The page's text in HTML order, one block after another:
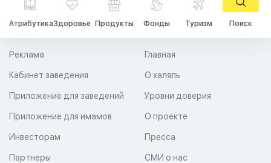
АтрибутикаЗдоровье Продукты Фонды Туризм Поиск
Главная
О халяль
Уровни доверия
Реклама
Кабинет заведения
Приложение для заведений
Приложение для имамов О проекте
Пресса
СМИ о нас
Инвесторам
Партнеры